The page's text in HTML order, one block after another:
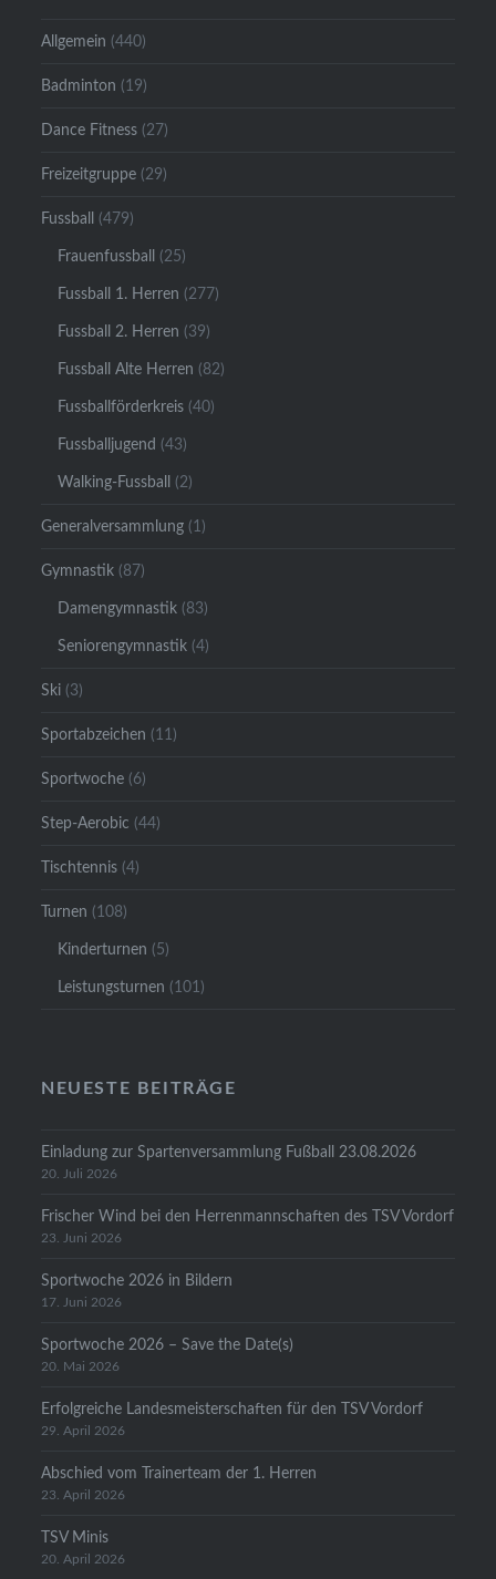
Allgemein (440)
Badminton (19)
Dance Fitness (27)
Freizeitgruppe (29)
Fussball (479)
Frauenfussball (25)
Fussball 1. Herren (277)
Fussball 2. Herren (39)
Fussball Alte Herren (82)
Fussballförderkreis (40)
Fussballjugend (43)
Walking-Fussball (2)
Generalversammlung (1)
Gymnastik (87)
Damengymnastik (83)
Seniorengymnastik (4)
Ski (3)
Sportabzeichen (11)
Sportwoche (6)
Step-Aerobic (44)
Tischtennis (4)
Turnen (108)
Kinderturnen (5)
Leistungsturnen (101)
NEUESTE BEITRÄGE
Einladung zur Spartenversammlung Fußball 23.08.2026
20. Juli 2026
Frischer Wind bei den Herrenmannschaften des TSV Vordorf
23. Juni 2026
Sportwoche 2026 in Bildern
17. Juni 2026
Sportwoche 2026 – Save the Date(s)
20. Mai 2026
Erfolgreiche Landesmeisterschaften für den TSV Vordorf
29. April 2026
Abschied vom Trainerteam der 1. Herren
23. April 2026
TSV Minis
20. April 2026